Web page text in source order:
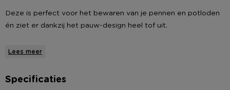
Deze is perfect voor het bewaren van je pennen en potloden
én ziet er dankzij het pauw-design heel tof uit.
* Etui pauw
* Afmeting: 20x8 cm
Lees meer
Specificaties